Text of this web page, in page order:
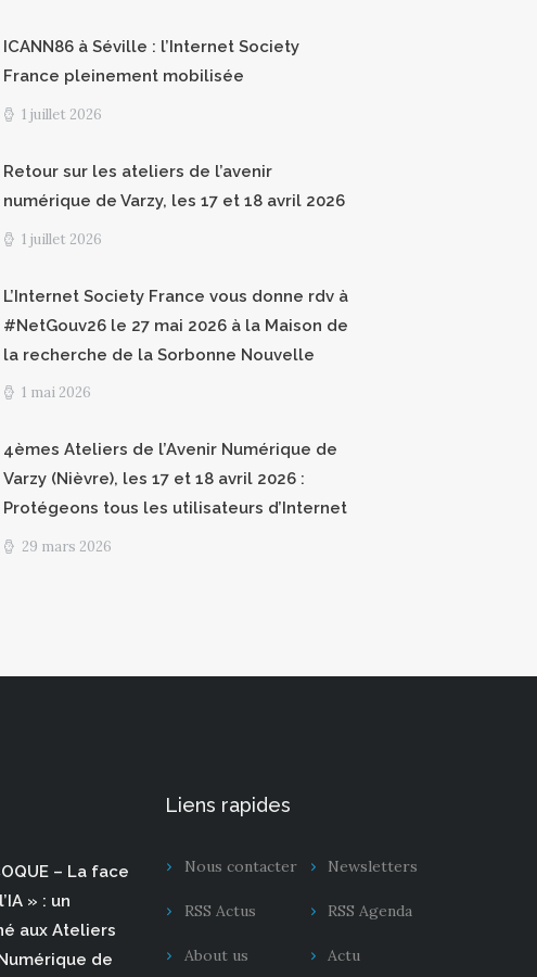
ICANN86 à Séville : l’Internet Society
France pleinement mobilisée
1 juillet 2026
Retour sur les ateliers de l’avenir
numérique de Varzy, les 17 et 18 avril 2026
1 juillet 2026
L’Internet Society France vous donne rdv à
#NetGouv26 le 27 mai 2026 à la Maison de
la recherche de la Sorbonne Nouvelle
1 mai 2026
4èmes Ateliers de l’Avenir Numérique de
Varzy (Nièvre), les 17 et 18 avril 2026 :
Protégeons tous les utilisateurs d’Internet
29 mars 2026
– La face
» : un
aux Ateliers
de
Liens rapides
Nous contacter Newsletters
RSS Actus RSS Agenda
About us Actu